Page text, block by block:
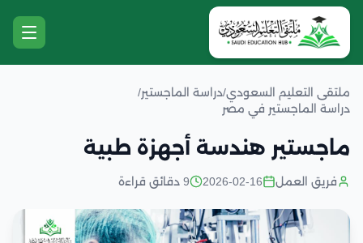
ملتقى التعليم السعودي/دراسة الماجستير/
دراسة الماجستير في مصر
ماجستير هندسة أجهزة طبية
فريق العمل 2026-02-16 9 دقائق قراءة